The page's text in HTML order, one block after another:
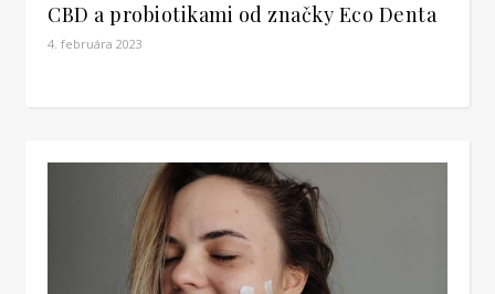
CBD a probiotikami od značky Eco Denta
4. februára 2023